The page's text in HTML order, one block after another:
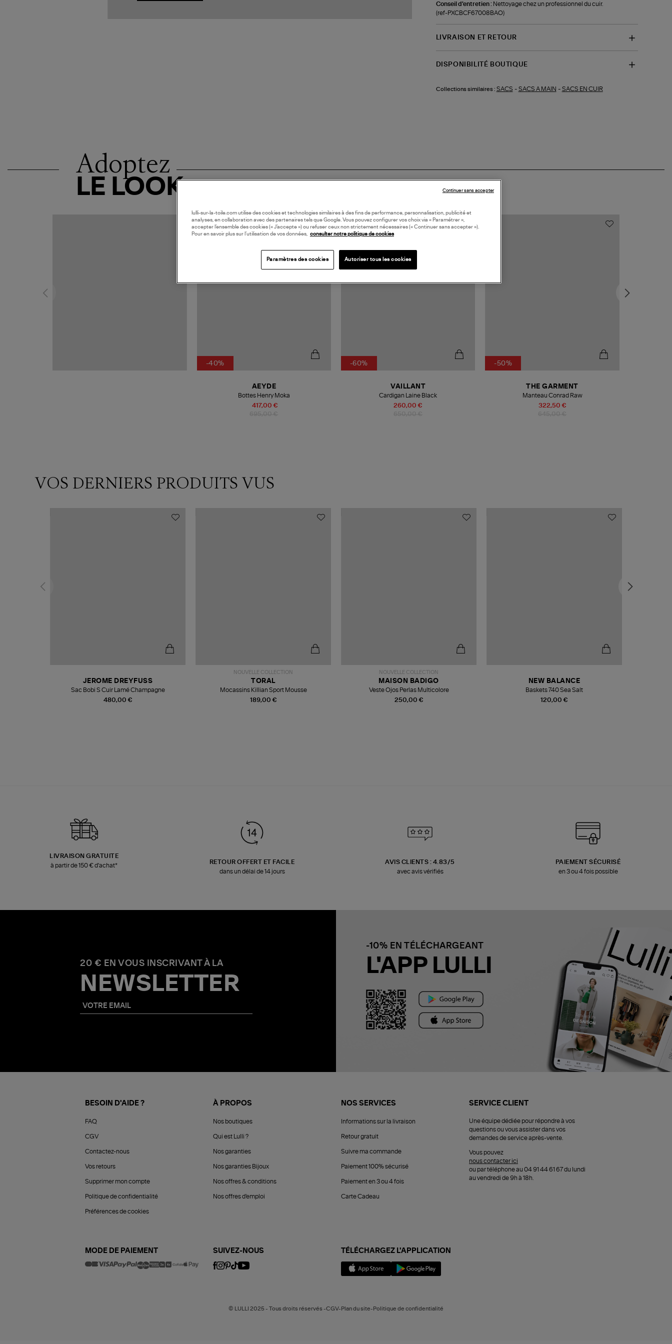
Conseil d'entretien : Nettoyage chez un professionnel du cuir.
(ref-PXCBCF67008BAO)
LIVRAISON ET RETOUR
DISPONIBILITÉ BOUTIQUE
Collections similaires : SACS - SACS A MAIN - SACS EN CUIR
Adoptez
LE LOOK
MADE IN EUROPE
-40%
417,00 €
AEYDE
Bottes Henry Moka
MADE IN EUROPE
-60%
260,00 €
VAILLANT
Cardigan Laine Black
-50%
322,50 €
THE GARMENT
Manteau Conrad Raw
VOS DERNIERS PRODUITS VUS
480,00 €
JEROME DREYFUSS
Sac Bobi S Cuir Lamé Champagne
NOUVELLE COLLECTION
189,00 €
TORAL
Mocassins Killian Sport Mousse
NOUVELLE COLLECTION
250,00 €
MAISON BADIGO
Veste Ojos Perlas Multicolore
120,00 €
NEW BALANCE
Baskets 740 Sea Salt
LIVRAISON GRATUITE
à partir de 150 € d'achat*
RETOUR OFFERT ET FACILE
dans un délai de 14 jours
AVIS CLIENTS : 4.83/5
avec avis vérifiés
PAIEMENT SÉCURISÉ
en 3 ou 4 fois possible
20 € EN VOUS INSCRIVANT À LA
NEWSLETTER
-10% EN TÉLÉCHARGEANT
L'APP LULLI
BESOIN D'AIDE ?
FAQ
CGV
Contactez-nous
Vos retours
Supprimer mon compte
Politique de confidentialité
Préférences de cookies
À PROPOS
Nos boutiques
Qui est Lulli ?
Nos garanties
Nos garanties Bijoux
Nos offres & conditions
Nos offres d'emploi
NOS SERVICES
Informations sur la livraison
Retour gratuit
Suivre ma commande
Paiement 100% sécurisé
Paiement en 3 ou 4 fois
Carte Cadeau
SERVICE CLIENT
Une équipe dédiée pour répondre à vos
questions ou vous assister dans vos
demandes de service après-vente.
Vous pouvez
nous contacter ici
ou par téléphone au 04 91 44 61 67 du lundi
au vendredi de 9h à 18h.
MODE DE PAIEMENT SUIVEZ-NOUS TÉLÉCHARGEZ L'APPLICATION
© LULLI 2025 - Tous droits réservés -CGV-Plan du site-Politique de confidentialité
lulli-sur-la-toile.com utilise des cookies et technologies similaires à des fins de performance, personnalisation, publicité et
analyses, en collaboration avec des partenaires tels que Google. Vous pouvez configurer vos choix via « Paramétrer »,
accepter l’ensemble des cookies (« J’accepte ») ou refuser ceux non strictement nécessaires (« Continuer sans accepter »).
Pour en savoir plus sur l’utilisation de vos données,
consulter notre politique de cookies
Paramètres des cookies Autoriser tous les cookies
Continuer sans accepter